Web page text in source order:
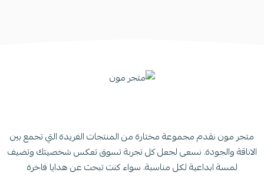
متجر مون نقدم مجموعة مختارة من المنتجات الفريدة التي تجمع بين
الاناقة والجودة. نسعى لجعل كل تجربة تسوق تعكس شخصيتك وتضيف
لمسة ابداعية لكل مناسبة. سواء كنت تبحث عن هدايا فاخرة